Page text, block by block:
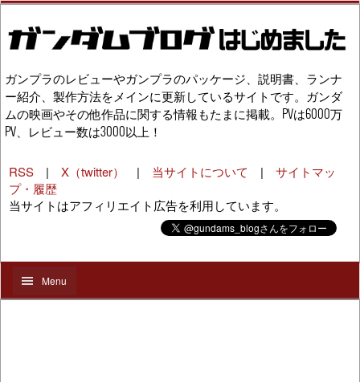
ガンプラのレビューやガンプラのパッケージ、説明書、ランナ
ー紹介、製作方法をメインに更新しているサイトです。ガンダ
ムの映画やその他作品に関する情報もたまに掲載。PVは6000万
PV、レビュー数は3000以上！
RSS | X（twitter） | 当サイトについて | サイトマッ
プ・履歴
当サイトはアフィリエイト広告を利用しています。
Menu